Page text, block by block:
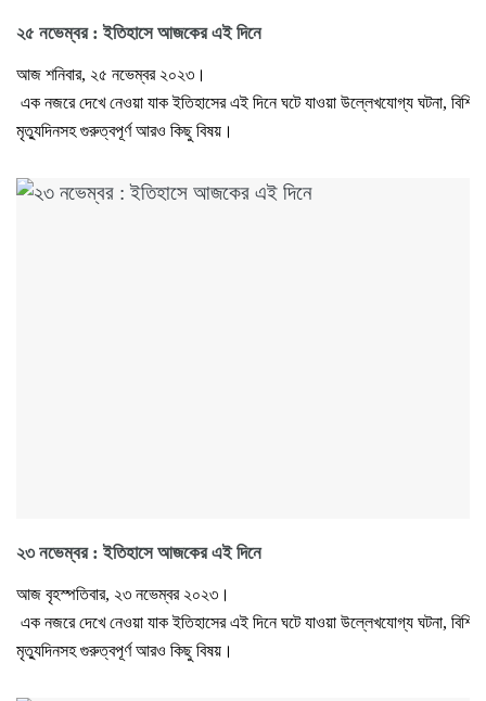
২৫ নভেম্বর : ইতিহাসে আজকের এই দিনে
আজ শনিবার, ২৫ নভেম্বর ২০২৩।
এক নজরে দেখে নেওয়া যাক ইতিহাসের এই দিনে ঘটে যাওয়া উল্লেখযোগ্য ঘটনা,
মৃত্যুদিনসহ গুরুত্বপূর্ণ আরও কিছু বিষয়।
২৩ নভেম্বর : ইতিহাসে আজকের এই দিনে
আজ বৃহস্পতিবার, ২৩ নভেম্বর ২০২৩।
এক নজরে দেখে নেওয়া যাক ইতিহাসের এই দিনে ঘটে যাওয়া উল্লেখযোগ্য ঘটনা,
মৃত্যুদিনসহ গুরুত্বপূর্ণ আরও কিছু বিষয়।